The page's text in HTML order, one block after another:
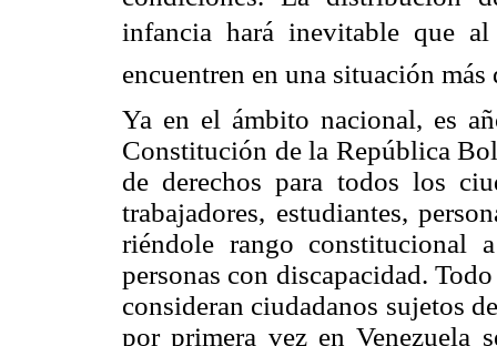
infancia hará inevitable que al
encuentren en una situación más
Ya en el ámbito nacional, es
Constitución de la República
de derechos para todos los
trabajadores, estudiantes,
riéndole rango constitucional
personas con discapacidad.
consideran ciudadanos sujetos
por primera vez en Venezuela